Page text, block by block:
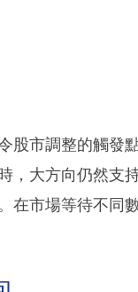
股市調整的觸發
，大方向仍然支
在市場等待不同